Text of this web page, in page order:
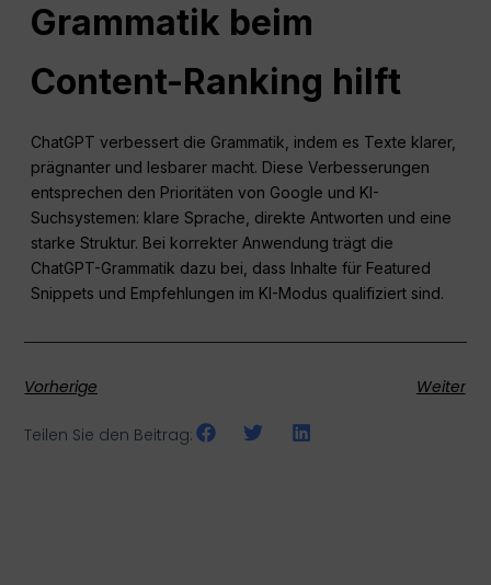
Grammatik beim
Content-Ranking hilft
ChatGPT verbessert die Grammatik, indem es Texte klarer,
prägnanter und lesbarer macht. Diese Verbesserungen
entsprechen den Prioritäten von Google und KI-
Suchsystemen: klare Sprache, direkte Antworten und eine
starke Struktur. Bei korrekter Anwendung trägt die
ChatGPT-Grammatik dazu bei, dass Inhalte für Featured
Snippets und Empfehlungen im KI-Modus qualifiziert sind.
Vorherige Weiter
Teilen Sie den Beitrag: